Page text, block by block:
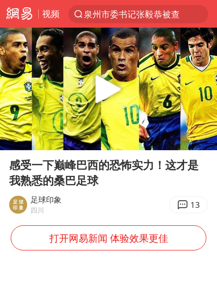
视频
泉州市委书记张毅恭被查
“电影+”如何激发千亿级消费新活力？
沙特土耳其巴基斯坦签署共同防务协议
台风白海豚已进入24小时警戒线
中医教你一招提升气血
全球首个长时储能一体化产业园量产
四川宜宾市高县4.9级地震致1人死亡
上海：台风白海豚或将带来龙卷风
胜宏科技：股票交易异常波动
Play
00:00 02:57
感受一下巅峰巴西的恐怖实力！这才是
我熟悉的桑巴足球
足球印象
四川 13
打开网易新闻 体验效果更佳